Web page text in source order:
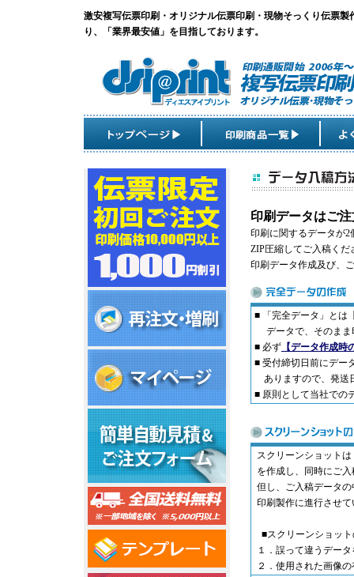
激安複写伝票印刷・オリジナル伝票印刷・現物そっくり伝票
り、「業界最安値」を目指しております。
印刷データはご
印刷に関するデータが
ZIP圧縮してご入稿くだ
印刷データ作成及び、
■ 「完全データ」とは
データで、そのまま
■ 必ず 【データ作成時
■ 受付締切日前にデー
ありますので、発送
■ 原則として当社での
スクリーンショット
を作成し、同時にご
但し、ご入稿データ
印刷製作に進行させ
■スクリーンショット
１．誤って違うデー
２．使用された画像